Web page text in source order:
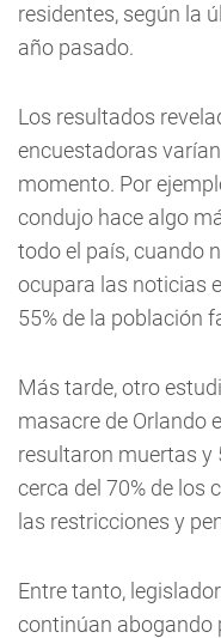
residentes, según la
año pasado.
Los resultados
encuestadoras
momento. Por
condujo hace algo
todo el país, cuando
ocupara las noticias
55% de la población
Más tarde, otro
masacre de Orlando
resultaron muertas y
cerca del 70% de los
las restricciones y
Entre tanto,
continúan abogando